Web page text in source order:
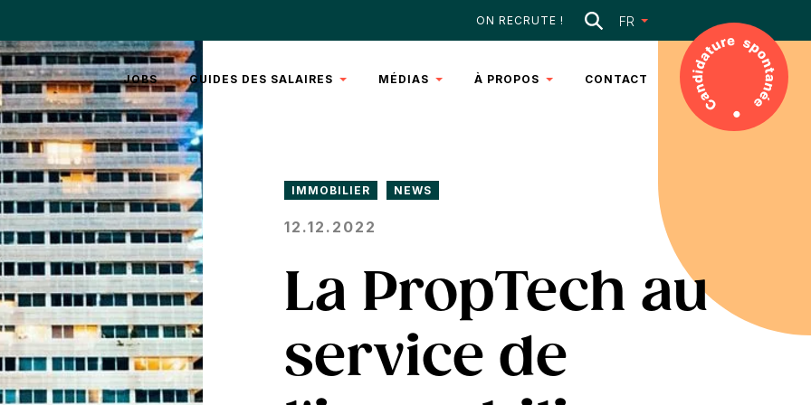
ON RECRUTE ! Rechercher
FR
JOBS GUIDES DES SALAIRES MÉDIAS À PROPOS CONTACT
IMMOBILIER NEWS
12.12.2022
La PropTech au
service de